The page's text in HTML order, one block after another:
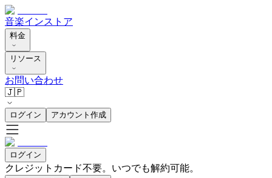
音楽インストア
料金
リソース
お問い合わせ
🇯🇵
ログイン アカウント作成
ログイン
クレジットカード不要。いつでも解約可能。